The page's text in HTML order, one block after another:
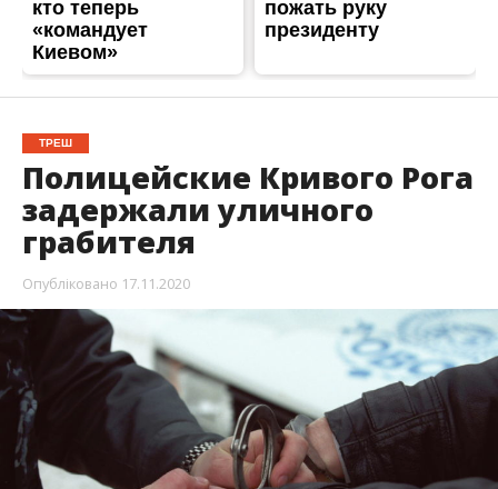
ТРЕШ
Полицейские Кривого Рога
задержали уличного
грабителя
Опубліковано 17.11.2020